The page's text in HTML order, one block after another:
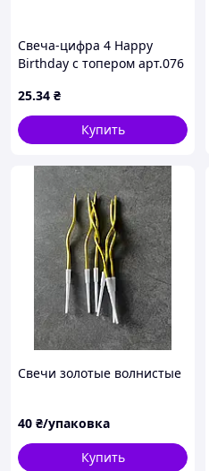
Свеча-цифра 4 Happy
Birthday с топером арт.076
25.34 ₴
Купить
Свечи золотые волнистые
40 ₴/упаковка
Купить